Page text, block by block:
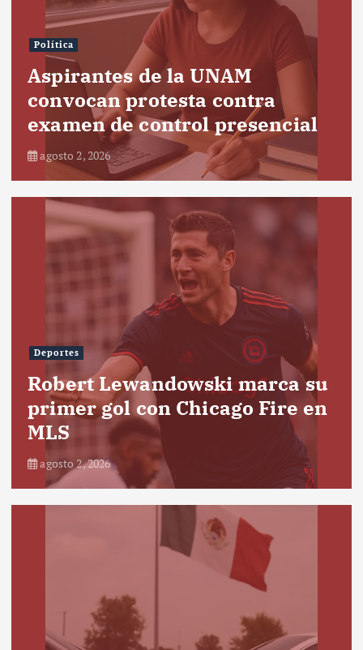
Política
Aspirantes de la UNAM
convocan protesta contra
examen de control presencial
agosto 2, 2026
Deportes
Robert Lewandowski marca su
primer gol con Chicago Fire en
MLS
agosto 2, 2026